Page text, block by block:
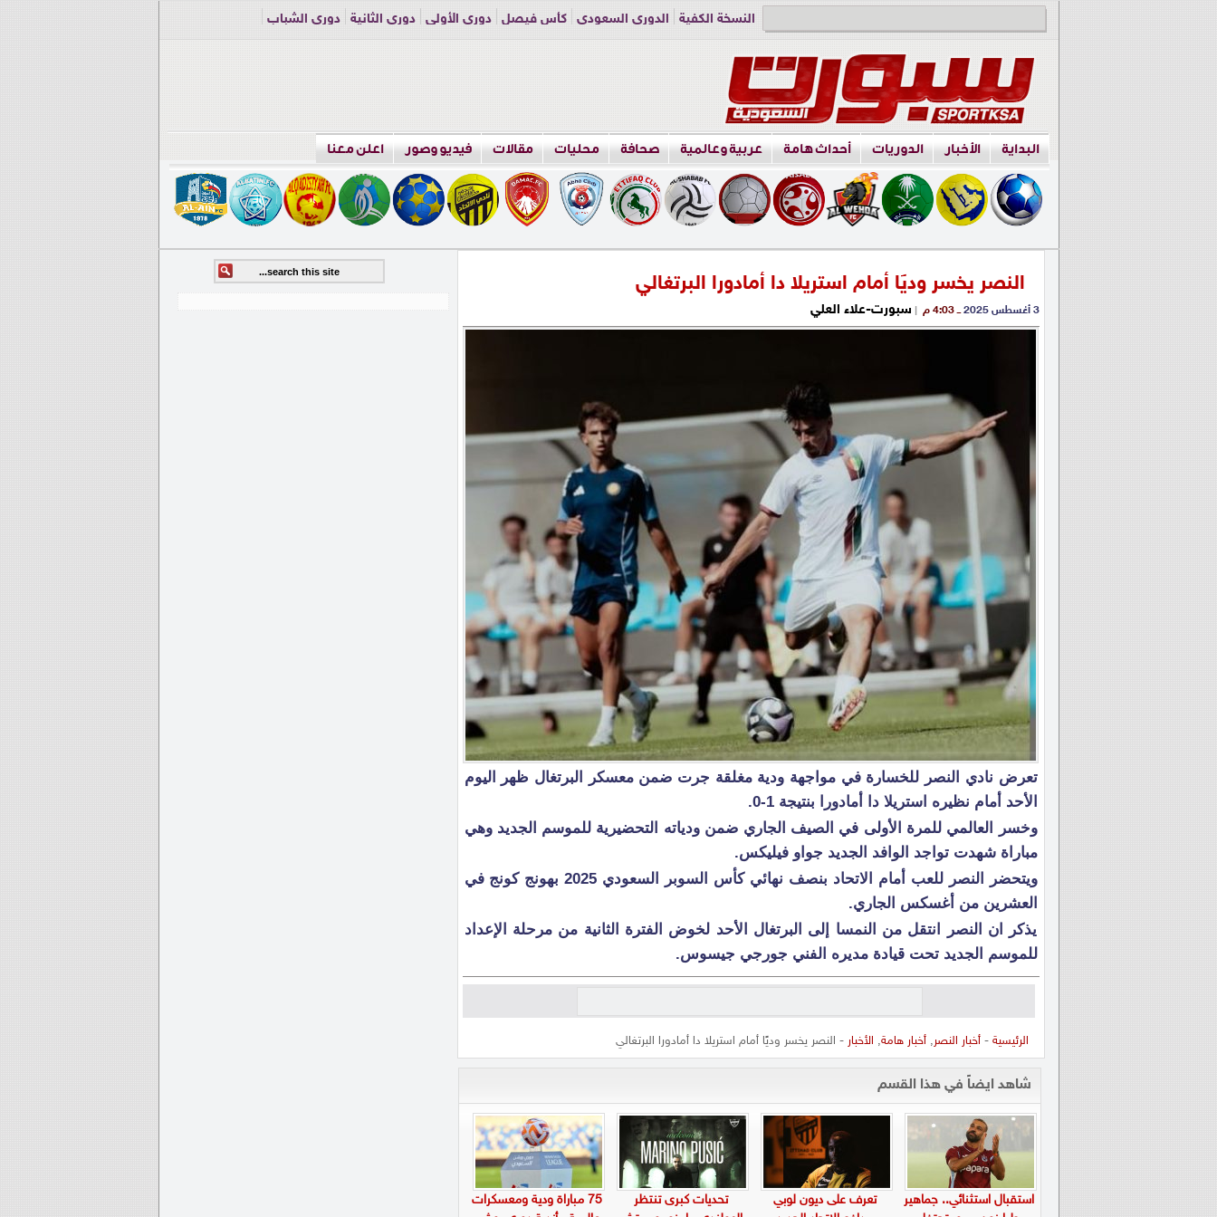
النسخة الكفية الدوري السعودي كأس فيصل دوري الأولى دوري الثانية
دوري الشباب
البداية الأخبار الدوريات أحداث هامة عربية وعالمية صحافة محليات مقالات فيديو وصور اعلن معنا
النصر يخسر وديًا أمام استريلا دا أمادورا البرتغالي
3 أغسطس 2025 ــ 4:03 م | سبورت-علاء العلي
تعرض نادي النصر للخسارة في مواجهة ودية مغلقة جرت ضمن معسكر البرتغال ظهر اليوم
الأحد أمام نظيره استريلا دا أمادورا بنتيجة 1-0.
وخسر العالمي للمرة الأولى في الصيف الجاري ضمن ودياته التحضيرية للموسم الجديد وهي
مباراة شهدت تواجد الوافد الجديد جواو فيليكس.
ويتحضر النصر للعب أمام الاتحاد بنصف نهائي كأس السوبر السعودي 2025 بهونج كونج في
العشرين من أغسكس الجاري.
يذكر ان النصر انتقل من النمسا إلى البرتغال الأحد لخوض الفترة الثانية من مرحلة الإعداد
للموسم الجديد تحت قيادة مديره الفني جورجي جيسوس.
الرئيسية -أخبار النصر,أخبار هامة, الأخبار - النصر يخسر وديًا أمام استريلا دا أمادورا البرتغالي
شاهد ايضاً في هذا القسم
استقبال استثنائي.. جماهير
تعرف على ديون لوبي
تحديات كبرى تنتظر
75 مباراة ودية ومعسكرات